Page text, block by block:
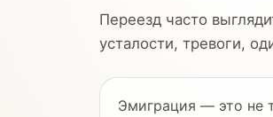
Переезд часто
усталости, тревоги,
Эмиграция — это не